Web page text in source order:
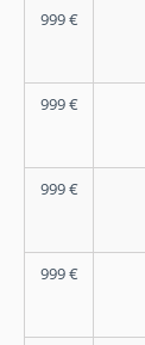
999€
999€
999€
999€